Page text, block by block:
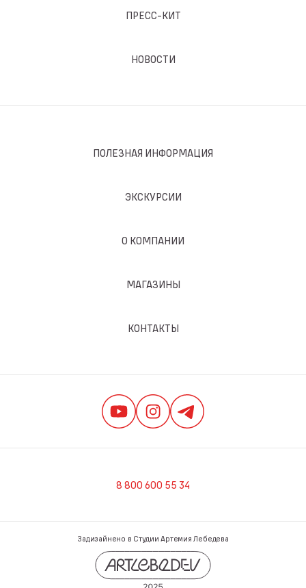
ПРЕСС-КИТ
НОВОСТИ
ПОЛЕЗНАЯ ИНФОРМАЦИЯ
ЭКСКУРСИИ
О КОМПАНИИ
МАГАЗИНЫ
КОНТАКТЫ
8 800 600 55 34
Задизайнено в Студии Артемия Лебедева